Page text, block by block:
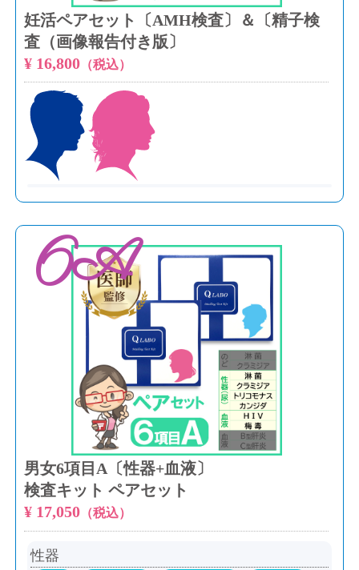
妊活ペアセット〔AMH検査〕＆〔精子検
査（画像報告付き版〕
¥ 16,800（税込）
6A
男女6項目A〔性器+血液〕
検査キット ペアセット
¥ 17,050（税込）
性器